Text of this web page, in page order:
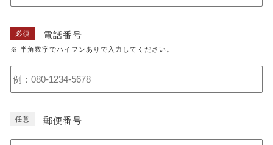
必須 電話番号
※ 半角数字でハイフンありで入力してください。
任意 郵便番号